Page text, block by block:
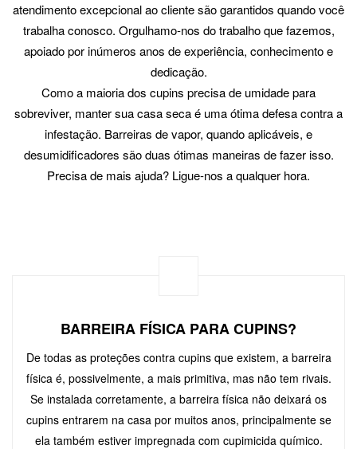
atendimento excepcional ao cliente são garantidos quando você
trabalha conosco. Orgulhamo-nos do trabalho que fazemos,
apoiado por inúmeros anos de experiência, conhecimento e
dedicação.
Como a maioria dos cupins precisa de umidade para
sobreviver, manter sua casa seca é uma ótima defesa contra a
infestação. Barreiras de vapor, quando aplicáveis, e
desumidificadores são duas ótimas maneiras de fazer isso.
Precisa de mais ajuda? Ligue-nos a qualquer hora.
BARREIRA FÍSICA PARA CUPINS?
De todas as proteções contra cupins que existem, a barreira
física é, possivelmente, a mais primitiva, mas não tem rivais.
Se instalada corretamente, a barreira física não deixará os
cupins entrarem na casa por muitos anos, principalmente se
ela também estiver impregnada com cupimicida químico.